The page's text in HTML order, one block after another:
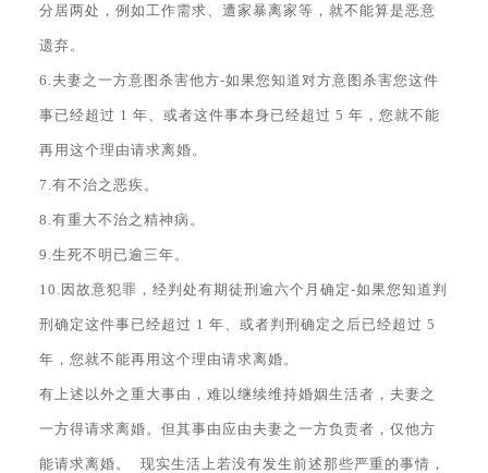
分居两处，例如工作需求、遭家暴离家等，就不能算是恶意
遗弃。
6.夫妻之一方意图杀害他方-如果您知道对方意图杀害您这件
事已经超过 1 年、或者这件事本身已经超过 5 年，您就不能
再用这个理由请求离婚。
7.有不治之恶疾。
8.有重大不治之精神病。
9.生死不明已逾三年。
10.因故意犯罪，经判处有期徒刑逾六个月确定-如果您知道判
刑确定这件事已经超过 1 年、或者判刑确定之后已经超过 5
年，您就不能再用这个理由请求离婚。
有上述以外之重大事由，难以继续维持婚姻生活者，夫妻之
一方得请求离婚。但其事由应由夫妻之一方负责者，仅他方
能请求离婚。 现实生活上若没有发生前述那些严重的事情，